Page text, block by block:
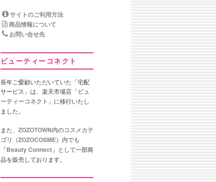
サイトのご利用方法
商品情報について
お問い合せ先
ビューティーコネクト
長年ご愛顧いただいていた「宅配
サービス」は、楽天市場店「ビュ
ーティーコネクト 」に移行いたし
ました。
また、 ZOZOTOWN内のコスメカテ
ゴリ（ZOZOCOSME）内でも
「Beauty Connect」として一部商
品を販売しております。